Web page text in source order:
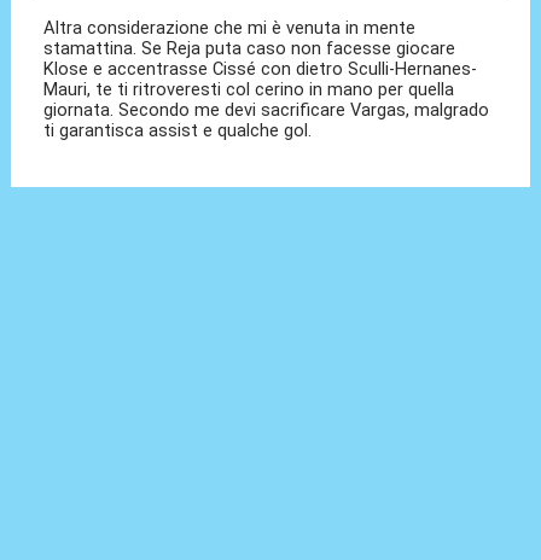
Altra considerazione che mi è venuta in mente
stamattina. Se Reja puta caso non facesse giocare
Klose e accentrasse Cissé con dietro Sculli-Hernanes-
Mauri, te ti ritroveresti col cerino in mano per quella
giornata. Secondo me devi sacrificare Vargas, malgrado
ti garantisca assist e qualche gol.